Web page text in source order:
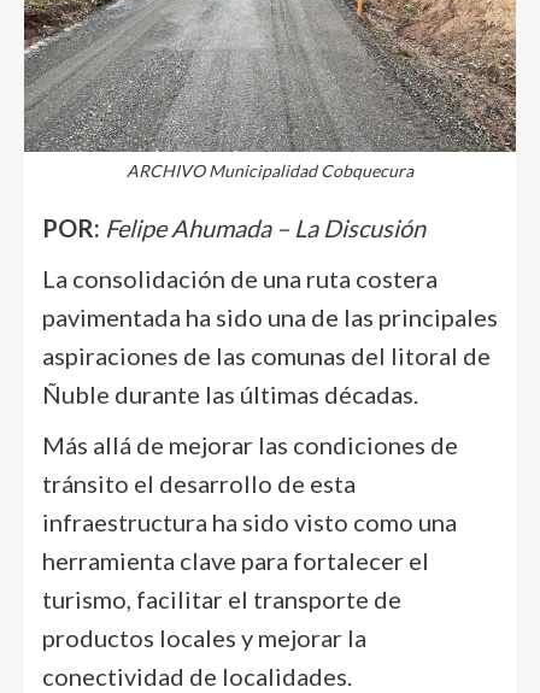
ARCHIVO Municipalidad Cobquecura
POR: Felipe Ahumada – La Discusión
La consolidación de una ruta costera
pavimentada ha sido una de las principales
aspiraciones de las comunas del litoral de
Ñuble durante las últimas décadas.
Más allá de mejorar las condiciones de
tránsito el desarrollo de esta
infraestructura ha sido visto como una
herramienta clave para fortalecer el
turismo, facilitar el transporte de
productos locales y mejorar la
conectividad de localidades.